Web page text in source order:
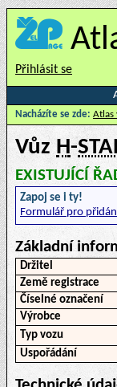
Přihlásit se
Nacházíte se zde: Atlas
VůzH-
EXISTUJÍCÍ
Zapoj se i ty!
Formulář pro
Základní
Držitel
Země registrace
Číselné označení
Výrobce
Typ vozu
Uspořádání